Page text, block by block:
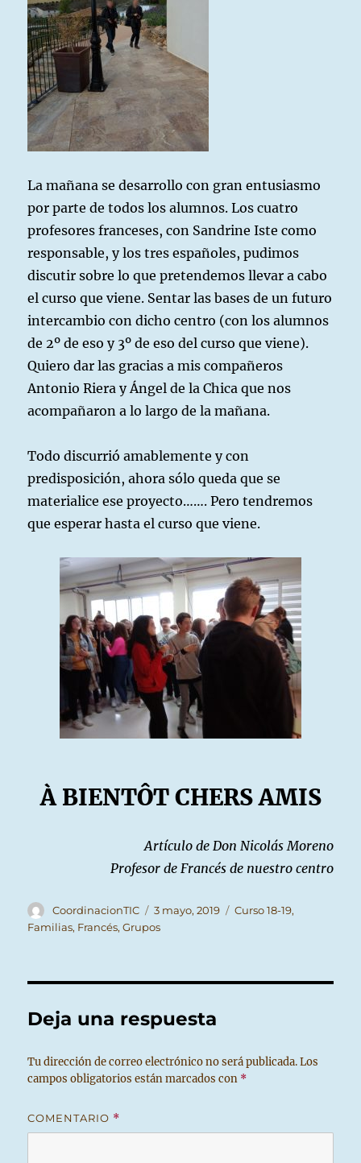
La mañana se desarrollo con gran entusiasmo
por parte de todos los alumnos. Los cuatro
profesores franceses, con Sandrine Iste como
responsable, y los tres españoles, pudimos
discutir sobre lo que pretendemos llevar a cabo
el curso que viene. Sentar las bases de un futuro
intercambio con dicho centro (con los alumnos
de 2º de eso y 3º de eso del curso que viene).
Quiero dar las gracias a mis compañeros
Antonio Riera y Ángel de la Chica que nos
acompañaron a lo largo de la mañana.
Todo discurrió amablemente y con
predisposición, ahora sólo queda que se
materialice ese proyecto……. Pero tendremos
que esperar hasta el curso que viene.
À BIENTÔT CHERS AMIS
Artículo de Don Nicolás Moreno
Profesor de Francés de nuestro centro
Autor
CoordinacionTIC
Publicado
el
3 mayo, 2019 Categorías
Curso 18-19,
Familias, Francés,Grupos
Deja una respuesta
Tu dirección de correo electrónico no será publicada. Los
campos obligatorios están marcados con *
COMENTARIO *